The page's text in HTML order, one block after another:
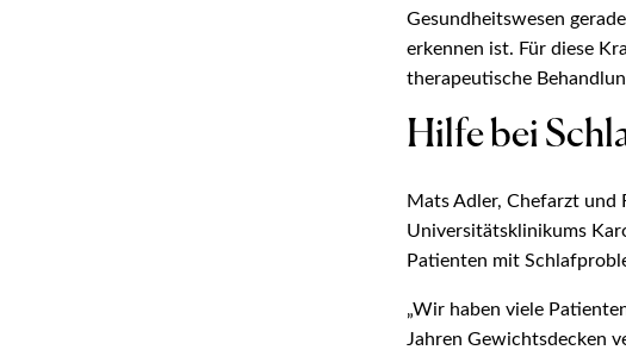
Gesundheitswesen
erkennen ist. Für diese
therapeutische
Hilfe bei
Mats Adler, Chefarzt und
Universitätsklinikums
Patienten mit
„Wir haben viele
Jahren Gewichtsdecken